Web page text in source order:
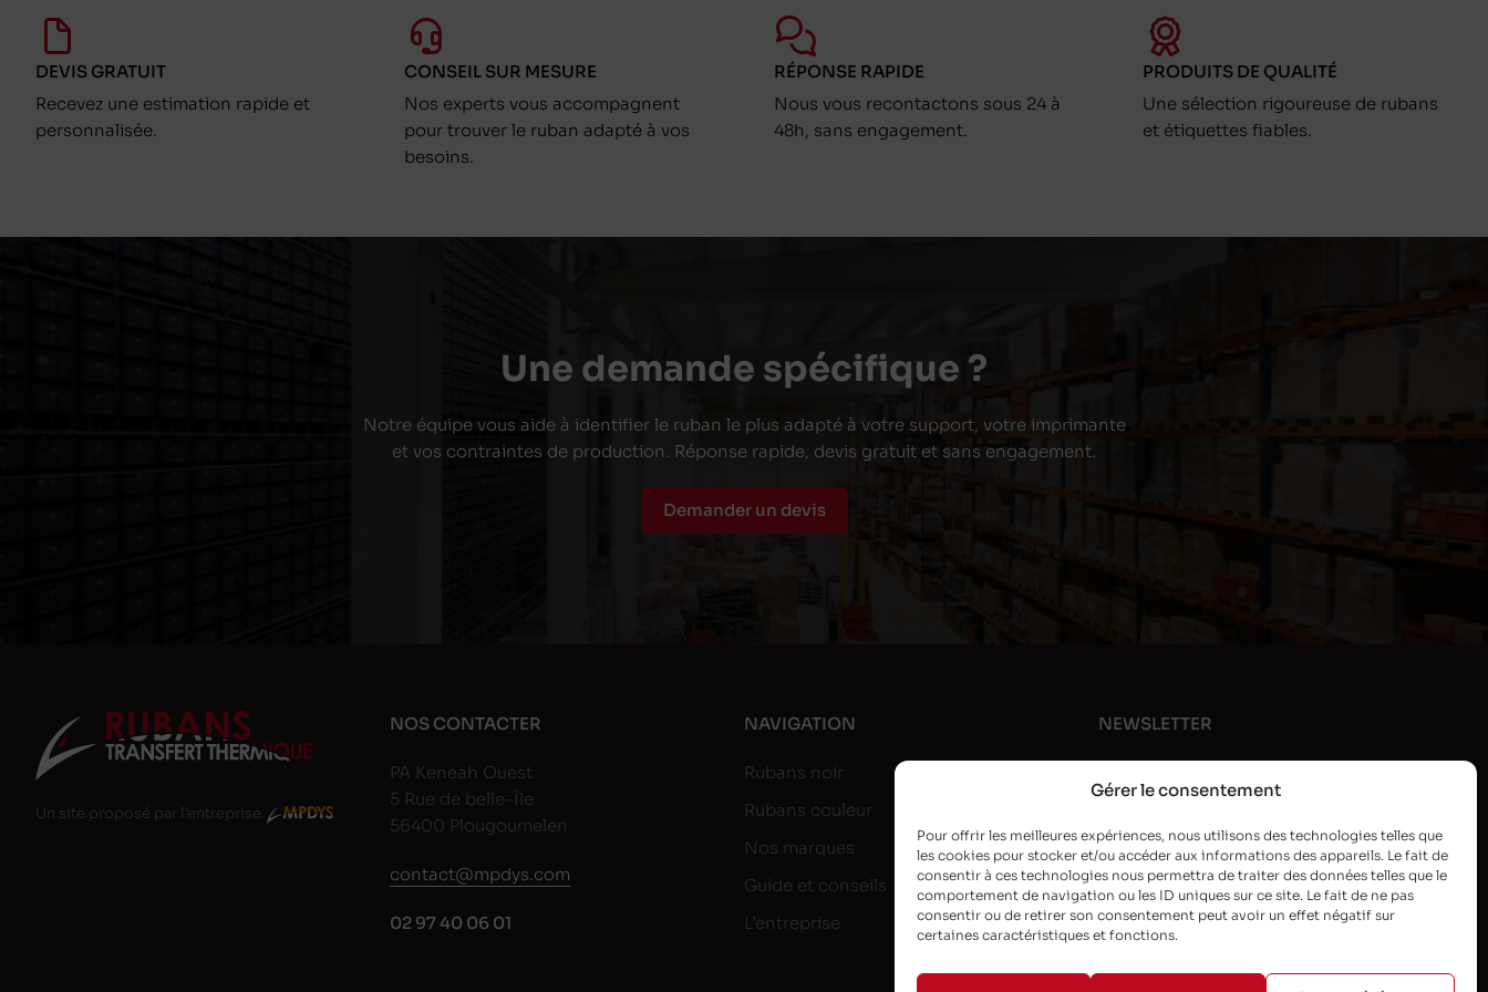
Gérer le consentement
Pour offrir les meilleures expériences, nous utilisons des technologies telles que
les cookies pour stocker et/ou accéder aux informations des appareils. Le fait de
consentir à ces technologies nous permettra de traiter des données telles que le
comportement de navigation ou les ID uniques sur ce site. Le fait de ne pas
consentir ou de retirer son consentement peut avoir un effet négatif sur
certaines caractéristiques et fonctions.
DEVIS GRATUIT
Recevez une estimation rapide et
personnalisée.
CONSEIL SUR MESURE
Nos experts vous accompagnent
pour trouver le ruban adapté à vos
besoins.
RÉPONSE RAPIDE
Nous vous recontactons sous 24 à
48h, sans engagement.
PRODUITS DE QUALITÉ
Une sélection rigoureuse de rubans
et étiquettes fiables.
Une demande spécifique ?
Notre équipe vous aide à identifier le ruban le plus adapté à votre support, votre imprimante
et vos contraintes de production. Réponse rapide, devis gratuit et sans engagement.
Demander un devis
Un site proposé par l'entreprise
NOS CONTACTER
PA Keneah Ouest
5 Rue de belle-Île
56400 Plougoumelen
contact@mpdys.com
02 97 40 06 01
NAVIGATION
Rubans noir
Rubans couleur
Nos marques
Guide et conseils
L’entreprise
NEWSLETTER